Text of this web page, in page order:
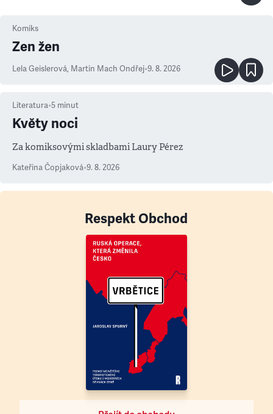
Komiks
Zen žen
Lela Geislerová, Martin Mach Ondřej•9. 8. 2026
Literatura•5 minut
Květy noci
Za komiksovými skladbami Laury Pérez
Kateřina Čopjaková•9. 8. 2026
Respekt Obchod